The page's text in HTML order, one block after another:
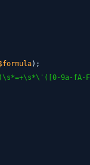
);
9a-